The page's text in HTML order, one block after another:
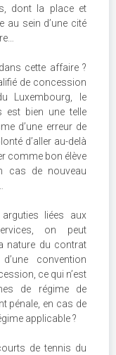
dont la place et
au sein d’une cité
cette affaire ?
de concession
Luxembourg, le
est bien une telle
d’une erreur de
d’aller au-delà
comme bon élève
cas de nouveau
liées aux
on peut
nature du contrat
convention
ce qui n’est
de régime de
pénale, en cas de
applicable ?
de tennis du